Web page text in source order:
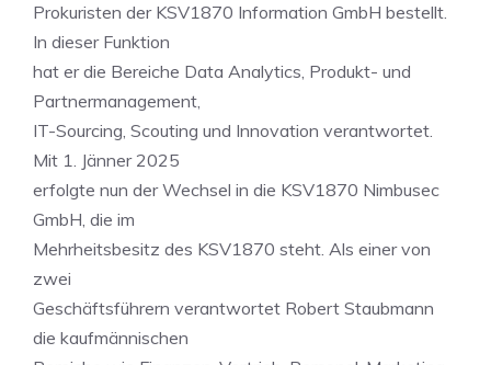
Prokuristen der KSV1870 Information GmbH bestellt.
In dieser Funktion
hat er die Bereiche Data Analytics, Produkt- und
Partnermanagement,
IT-Sourcing, Scouting und Innovation verantwortet.
Mit 1. Jänner 2025
erfolgte nun der Wechsel in die KSV1870 Nimbusec
GmbH, die im
Mehrheitsbesitz des KSV1870 steht. Als einer von
zwei
Geschäftsführern verantwortet Robert Staubmann
die kaufmännischen